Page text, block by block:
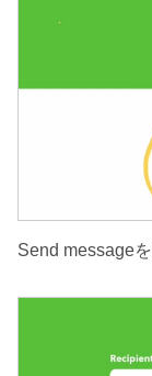
Send message